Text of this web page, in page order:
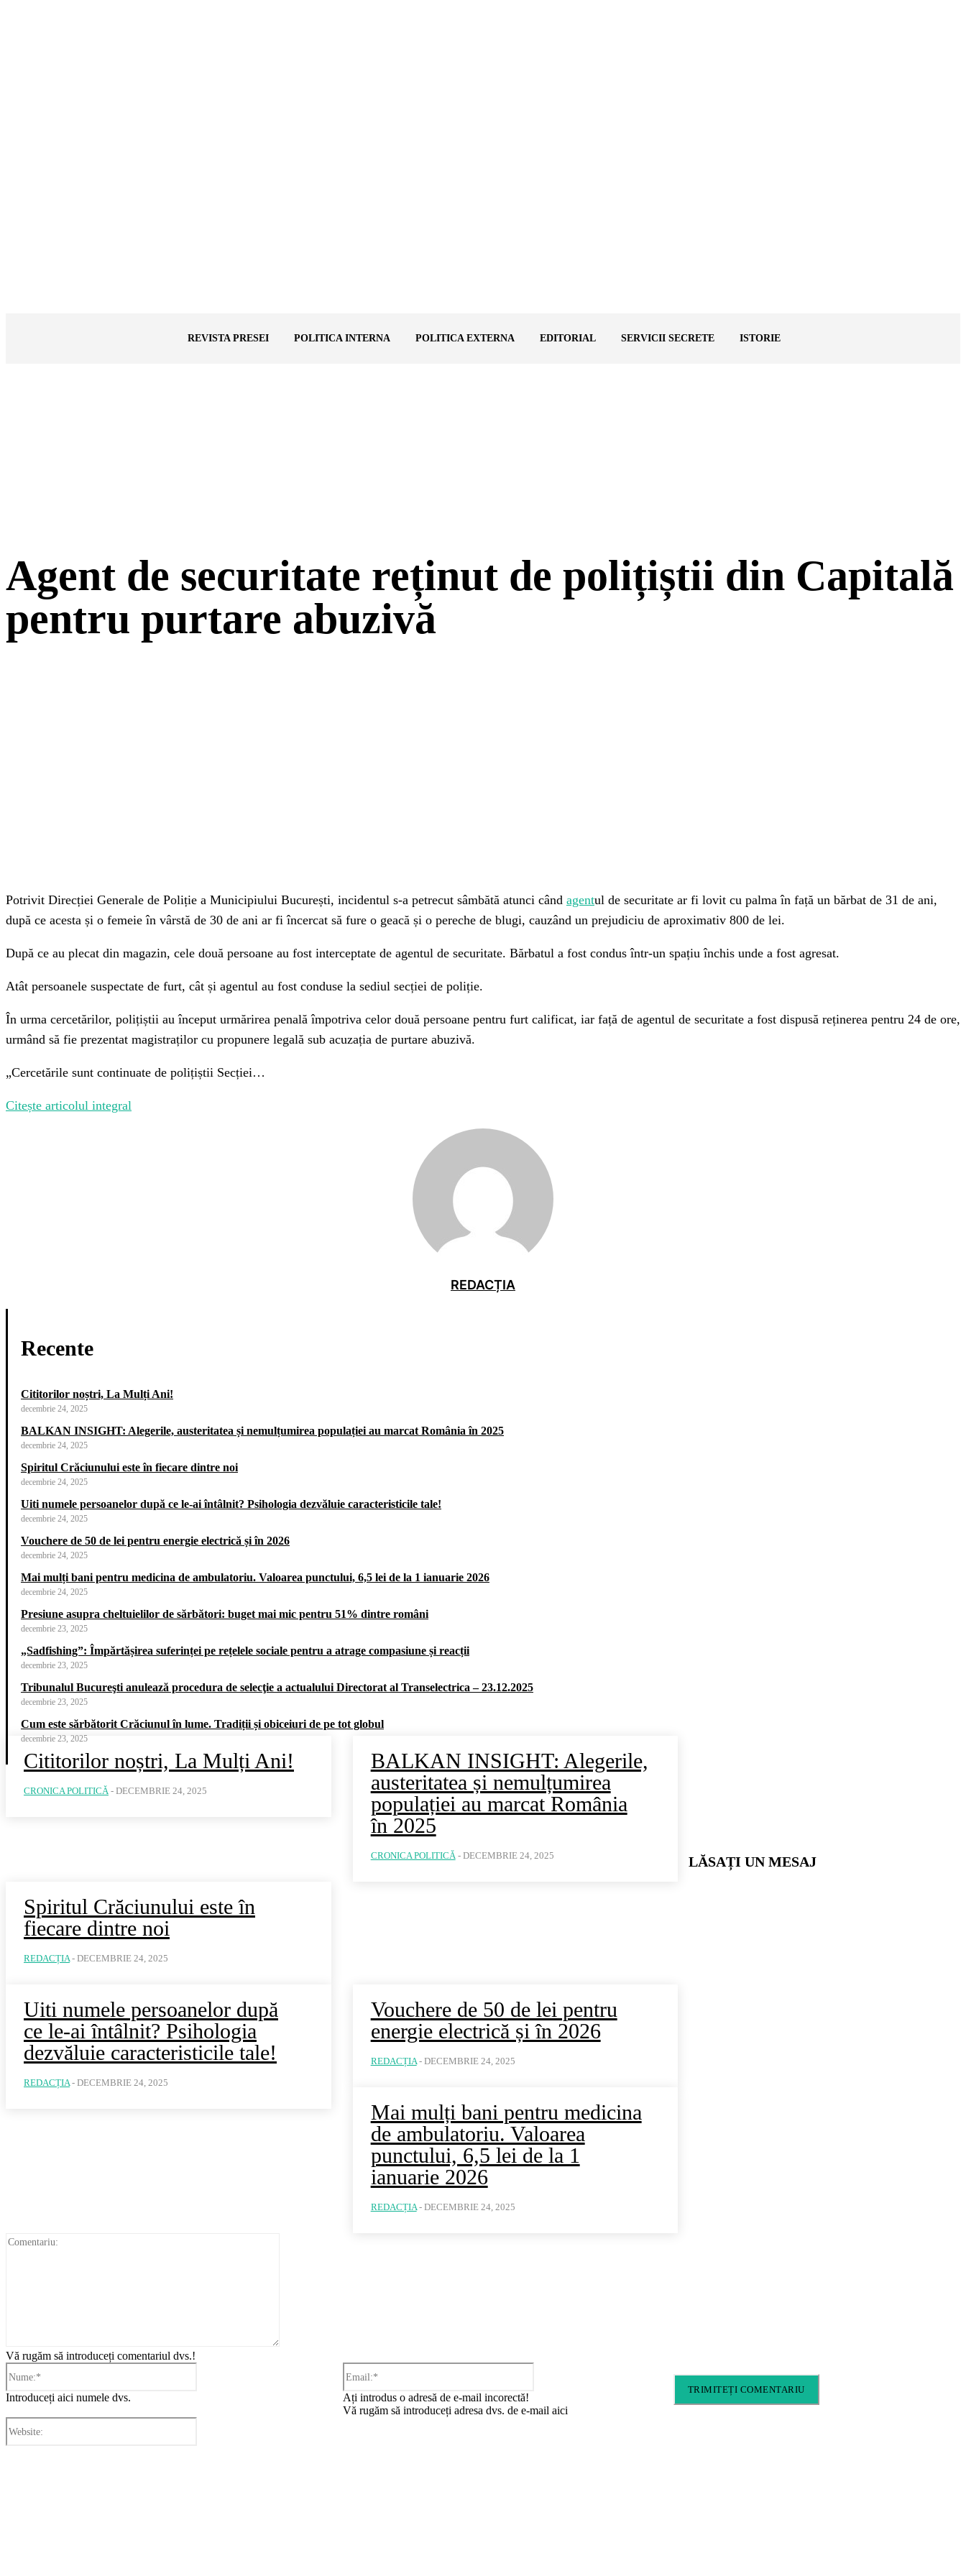
REVISTA PRESEI POLITICA INTERNA POLITICA EXTERNA EDITORIAL SERVICII SECRETE ISTORIE
Agent de securitate reținut de polițiștii din Capitală
pentru purtare abuzivă
Potrivit Direcției Generale de Poliție a Municipiului București, incidentul s-a petrecut sâmbătă atunci când agentul de securitate ar fi lovit cu palma în față un bărbat de 31 de ani,
după ce acesta și o femeie în vârstă de 30 de ani ar fi încercat să fure o geacă și o pereche de blugi, cauzând un prejudiciu de aproximativ 800 de lei.
După ce au plecat din magazin, cele două persoane au fost interceptate de agentul de securitate. Bărbatul a fost condus într-un spațiu închis unde a fost agresat.
Atât persoanele suspectate de furt, cât și agentul au fost conduse la sediul secției de poliție.
În urma cercetărilor, polițiștii au început urmărirea penală împotriva celor două persoane pentru furt calificat, iar față de agentul de securitate a fost dispusă reținerea pentru 24 de ore,
urmând să fie prezentat magistraților cu propunere legală sub acuzația de purtare abuzivă.
„Cercetările sunt continuate de polițiștii Secției…
Citește articolul integral
REDACȚIA
Recente
Cititorilor noștri, La Mulți Ani!
decembrie 24, 2025
BALKAN INSIGHT: Alegerile, austeritatea și nemulțumirea populației au marcat România în 2025
decembrie 24, 2025
Spiritul Crăciunului este în fiecare dintre noi
decembrie 24, 2025
Uiti numele persoanelor după ce le-ai întâlnit? Psihologia dezvăluie caracteristicile tale!
decembrie 24, 2025
Vouchere de 50 de lei pentru energie electrică și în 2026
decembrie 24, 2025
Mai mulți bani pentru medicina de ambulatoriu. Valoarea punctului, 6,5 lei de la 1 ianuarie 2026
decembrie 24, 2025
Presiune asupra cheltuielilor de sărbători: buget mai mic pentru 51% dintre români
decembrie 23, 2025
„Sadfishing”: Împărtășirea suferinței pe rețelele sociale pentru a atrage compasiune și reacții
decembrie 23, 2025
Tribunalul Bucureşti anulează procedura de selecţie a actualului Directorat al Transelectrica – 23.12.2025
decembrie 23, 2025
Cum este sărbătorit Crăciunul în lume. Tradiții și obiceiuri de pe tot globul
decembrie 23, 2025
Cititorilor noștri, La Mulți Ani!
CRONICA POLITICĂ - DECEMBRIE 24, 2025
BALKAN INSIGHT: Alegerile,
austeritatea și nemulțumirea
populației au marcat România
în 2025
CRONICA POLITICĂ - DECEMBRIE 24, 2025
Spiritul Crăciunului este în
fiecare dintre noi
REDACȚIA - DECEMBRIE 24, 2025
Uiti numele persoanelor după
ce le-ai întâlnit? Psihologia
dezvăluie caracteristicile tale!
REDACȚIA - DECEMBRIE 24, 2025
Vouchere de 50 de lei pentru
energie electrică și în 2026
REDACȚIA - DECEMBRIE 24, 2025
Mai mulți bani pentru medicina
de ambulatoriu. Valoarea
punctului, 6,5 lei de la 1
ianuarie 2026
REDACȚIA - DECEMBRIE 24, 2025
LĂSAȚI UN MESAJ
Vă rugăm să introduceți comentariul dvs.!
Introduceți aici numele dvs.
Ați introdus o adresă de e-mail incorectă!
Vă rugăm să introduceți adresa dvs. de e-mail aici